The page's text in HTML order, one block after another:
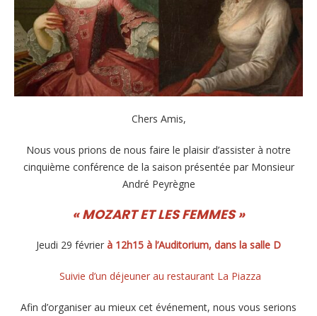
Chers Amis,
Nous vous prions de nous faire le plaisir d’assister à notre
cinquième conférence de la saison présentée par Monsieur
André Peyrègne
« MOZART ET LES FEMMES »
Jeudi 29 février à 12h15 à l’Auditorium, dans la salle D
Suivie d’un déjeuner au restaurant La Piazza
Afin d’organiser au mieux cet événement, nous vous serions